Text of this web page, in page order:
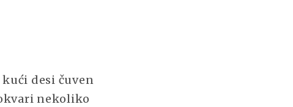
desi čuven
nekoliko